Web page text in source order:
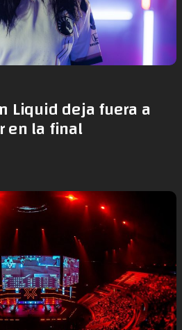
Liquid deja fuera a
en la final